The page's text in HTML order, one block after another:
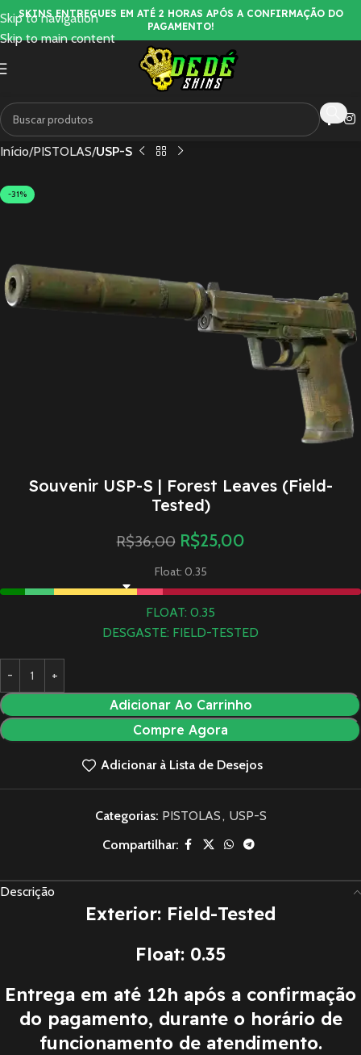
Skip to navigation
Skip to main content
SKINS ENTREGUES EM ATÉ 2 HORAS APÓS A CONFIRMAÇÃO DO
PAGAMENTO!
Início PISTOLAS USP-S
-31%
Souvenir USP-S | Forest Leaves (Field-
Tested)
R$36,00 R$25,00
Float: 0.35
FLOAT: 0.35
DESGASTE: FIELD-TESTED
Adicionar Ao Carrinho
Compre Agora
Adicionar à Lista de Desejos
Categorias: PISTOLAS, USP-S
Compartilhar:
Descrição
Exterior: Field-Tested
Float: 0.35
Entrega em até 12h após a confirmação
do pagamento, durante o horário de
funcionamento de atendimento.